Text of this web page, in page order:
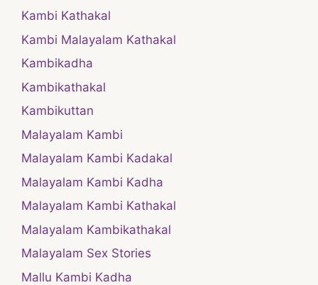
Kambi Kathakal
Kambi Malayalam Kathakal
Kambikadha
Kambikathakal
Kambikuttan
Malayalam Kambi
Malayalam Kambi Kadakal
Malayalam Kambi Kadha
Malayalam Kambi Kathakal
Malayalam Kambikathakal
Malayalam Sex Stories
Mallu Kambi Kadha